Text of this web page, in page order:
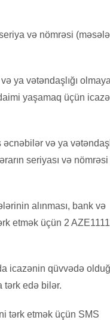
və nömrəsi
ya vətəndaşlığı
yaşamaq üçün icazə
və ya
seriyası və nömrəsi
alınması, bank və
etmək üçün 2
icazənin qüvvədə
tərk edə bilər.
tərk etmək üçün SMS